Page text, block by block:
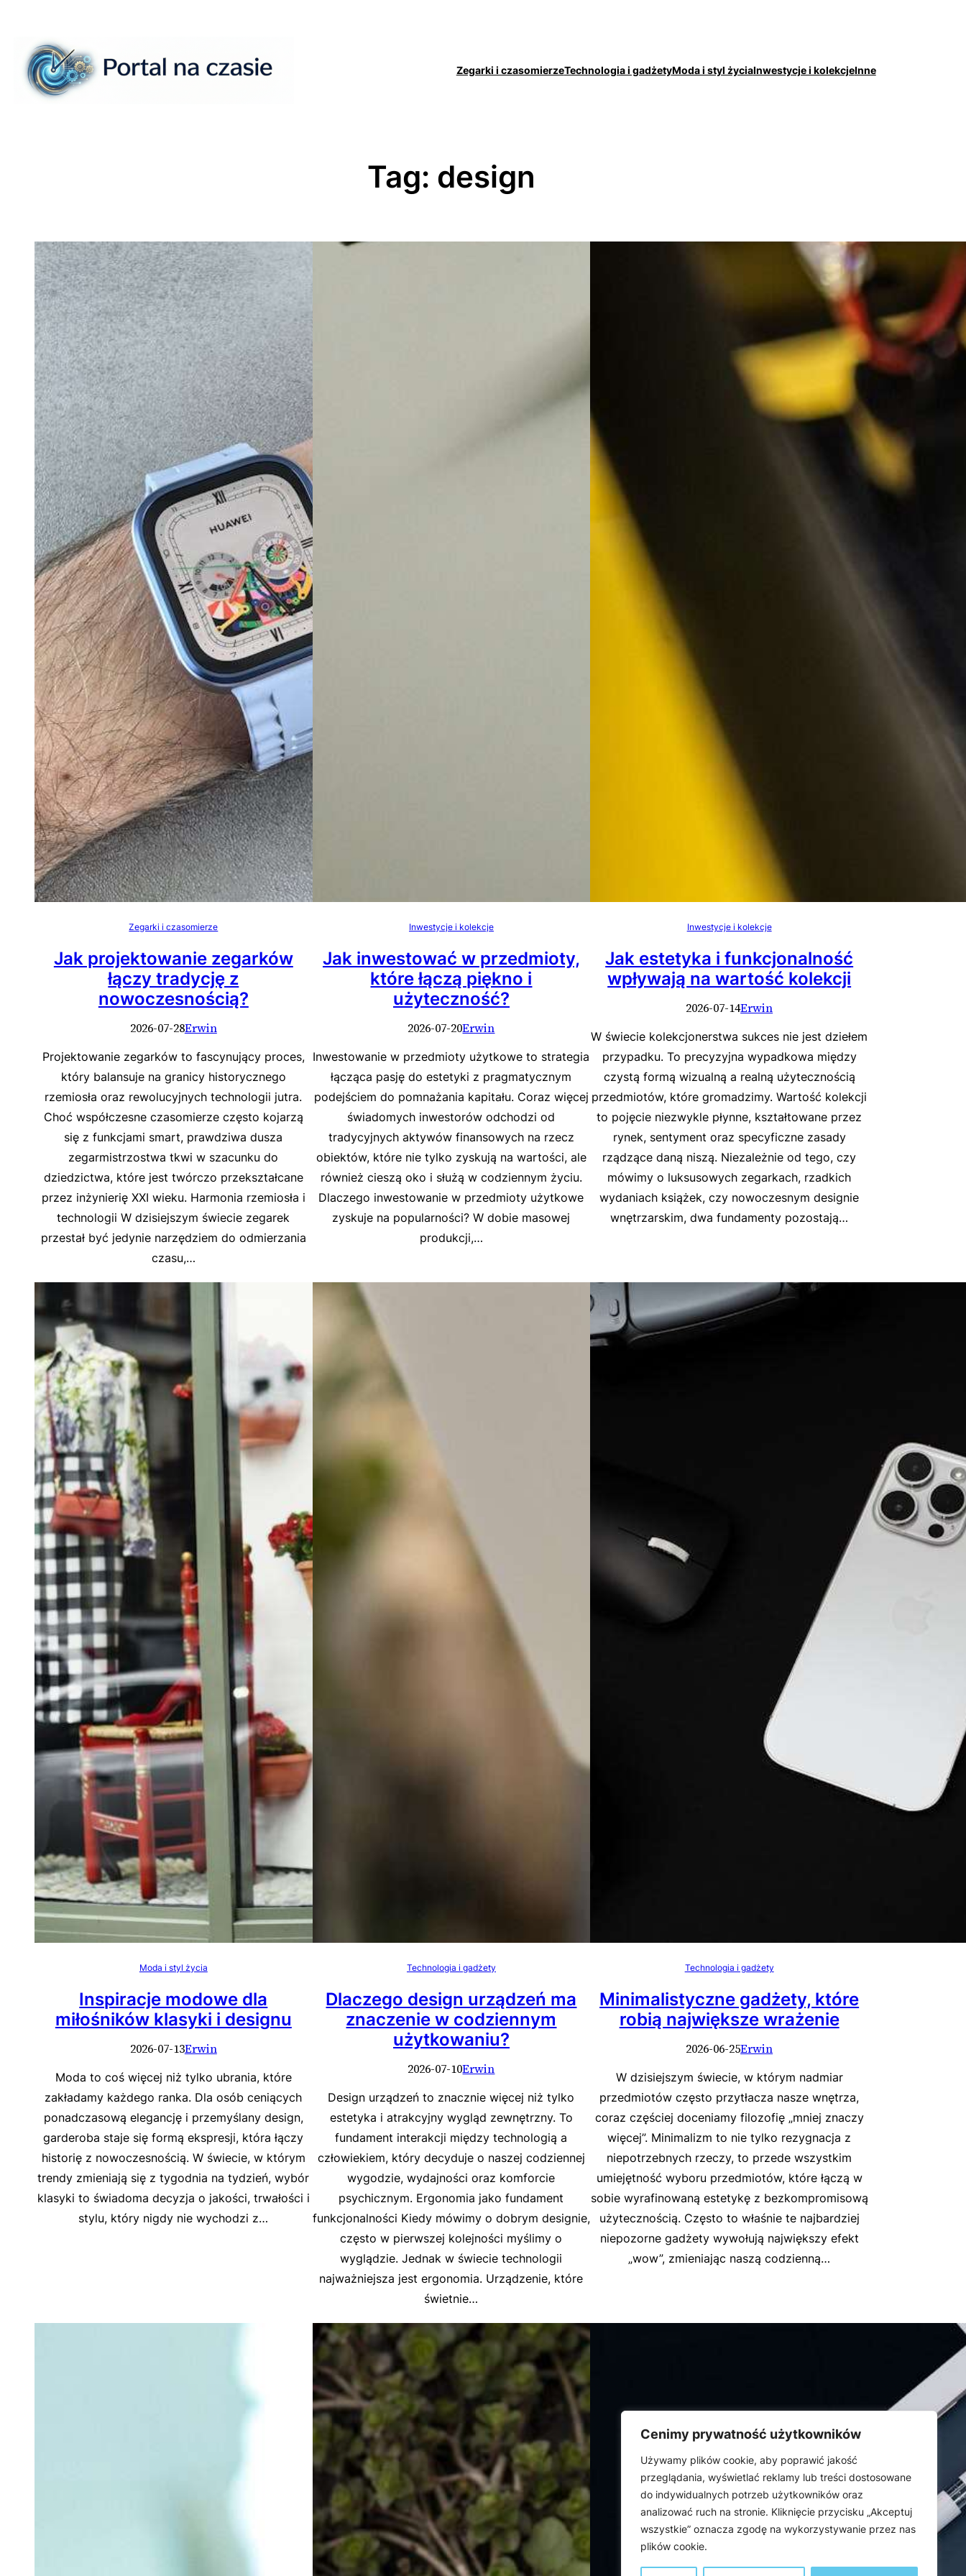
Cenimy prywatność użytkowników
Używamy plików cookie, aby poprawić jakość
przeglądania, wyświetlać reklamy lub treści dostosowane
do indywidualnych potrzeb użytkowników oraz
analizować ruch na stronie. Kliknięcie przycisku „Akceptuj
wszystkie” oznacza zgodę na wykorzystywanie przez nas
plików cookie.
treści
Zegarki i czasomierzeTechnologia i gadżetyModa i styl życiaInwestycje i kolekcjeInne
Tag: design
Zegarki i czasomierze
Jak projektowanie zegarków
łączy tradycję z
nowoczesnością?
2026-07-28Erwin
Projektowanie zegarków to fascynujący proces,
który balansuje na granicy historycznego
rzemiosła oraz rewolucyjnych technologii jutra.
Choć współczesne czasomierze często kojarzą
się z funkcjami smart, prawdziwa dusza
zegarmistrzostwa tkwi w szacunku do
dziedzictwa, które jest twórczo przekształcane
przez inżynierię XXI wieku. Harmonia rzemiosła i
technologii W dzisiejszym świecie zegarek
przestał być jedynie narzędziem do odmierzania
czasu,…
Inwestycje i kolekcje
Jak inwestować w przedmioty,
które łączą piękno i
użyteczność?
2026-07-20Erwin
Inwestowanie w przedmioty użytkowe to strategia
łącząca pasję do estetyki z pragmatycznym
podejściem do pomnażania kapitału. Coraz więcej
świadomych inwestorów odchodzi od
tradycyjnych aktywów finansowych na rzecz
obiektów, które nie tylko zyskują na wartości, ale
również cieszą oko i służą w codziennym życiu.
Dlaczego inwestowanie w przedmioty użytkowe
zyskuje na popularności? W dobie masowej
produkcji,…
Inwestycje i kolekcje
Jak estetyka i funkcjonalność
wpływają na wartość kolekcji
2026-07-14Erwin
W świecie kolekcjonerstwa sukces nie jest dziełem
przypadku. To precyzyjna wypadkowa między
czystą formą wizualną a realną użytecznością
przedmiotów, które gromadzimy. Wartość kolekcji
to pojęcie niezwykle płynne, kształtowane przez
rynek, sentyment oraz specyficzne zasady
rządzące daną niszą. Niezależnie od tego, czy
mówimy o luksusowych zegarkach, rzadkich
wydaniach książek, czy nowoczesnym designie
wnętrzarskim, dwa fundamenty pozostają…
Moda i styl życia
Inspiracje modowe dla
miłośników klasyki i designu
2026-07-13Erwin
Moda to coś więcej niż tylko ubrania, które
zakładamy każdego ranka. Dla osób ceniących
ponadczasową elegancję i przemyślany design,
garderoba staje się formą ekspresji, która łączy
historię z nowoczesnością. W świecie, w którym
trendy zmieniają się z tygodnia na tydzień, wybór
klasyki to świadoma decyzja o jakości, trwałości i
stylu, który nigdy nie wychodzi z…
Technologia i gadżety
Dlaczego design urządzeń ma
znaczenie w codziennym
użytkowaniu?
2026-07-10Erwin
Design urządzeń to znacznie więcej niż tylko
estetyka i atrakcyjny wygląd zewnętrzny. To
fundament interakcji między technologią a
człowiekiem, który decyduje o naszej codziennej
wygodzie, wydajności oraz komforcie
psychicznym. Ergonomia jako fundament
funkcjonalności Kiedy mówimy o dobrym designie,
często w pierwszej kolejności myślimy o
wyglądzie. Jednak w świecie technologii
najważniejsza jest ergonomia. Urządzenie, które
świetnie…
Technologia i gadżety
Minimalistyczne gadżety, które
robią największe wrażenie
2026-06-25Erwin
W dzisiejszym świecie, w którym nadmiar
przedmiotów często przytłacza nasze wnętrza,
coraz częściej doceniamy filozofię „mniej znaczy
więcej”. Minimalizm to nie tylko rezygnacja z
niepotrzebnych rzeczy, to przede wszystkim
umiejętność wyboru przedmiotów, które łączą w
sobie wyrafinowaną estetykę z bezkompromisową
użytecznością. Często to właśnie te najbardziej
niepozorne gadżety wywołują największy efekt
„wow”, zmieniając naszą codzienną…